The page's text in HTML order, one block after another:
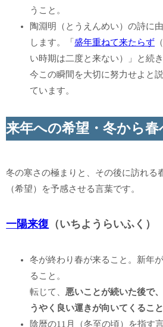
うこと。
陶淵明（とうえんめい）の詩に
します。「盛年重ねて来たらず
い時期は二度と来ない）」と続き
今この瞬間を大切に努力せよと
ています。
来年への希望・冬から春
冬の寒さの極まりと、その後に訪れる
（希望）を予感させる言葉です。
一陽来復 （いちようらいふく）
冬が終わり春が来ること。新年
ること。
転じて、 悪いことが続いた後で
うやく良い運きが向いてくること
陰暦の11月（冬至の頃）を指す